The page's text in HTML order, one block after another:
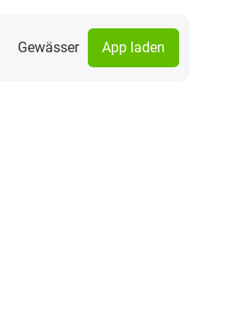
Gewässer App laden